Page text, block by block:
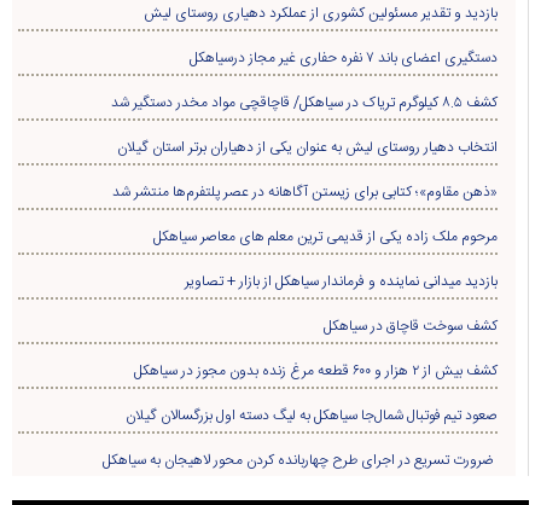
بازدید و تقدیر مسئولین کشوری از عملکرد دهیاری روستای لیش
دستگیری اعضای باند ۷ نفره حفاری غير مجاز درسیاهکل
کشف ۸.۵ کیلوگرم تریاک در سیاهکل/ قاچاقچی مواد مخدر دستگیر شد
انتخاب دهیار روستای لیش به عنوان یکی از دهیاران برتر استان گیلان
«ذهن مقاوم»؛ کتابی برای زیستن آگاهانه در عصر پلتفرم‌ها منتشر شد
مرحوم ملک زاده یکی از قدیمی ترین معلم های معاصر سیاهکل
بازدید میدانی نماینده و فرماندار سیاهکل از بازار + تصاویر
کشف سوخت قاچاق در سياهکل
کشف بیش از ۲ هزار و ۶۰۰ قطعه مرغ زنده بدون مجوز در سیاهکل
صعود تیم فوتبال شمال‌جا‌ سیاهکل به لیگ دسته اول بزرگسالان گیلان
ضرورت تسریع در اجرای طرح چهاربانده کردن محور لاهیجان به سیاهکل